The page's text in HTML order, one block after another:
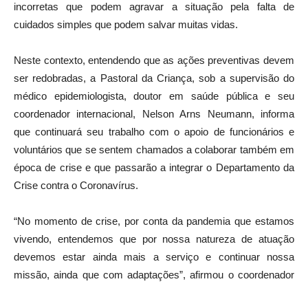
incorretas que podem agravar a situação pela falta de
cuidados simples que podem salvar muitas vidas.
Neste contexto, entendendo que as ações preventivas devem
ser redobradas, a Pastoral da Criança, sob a supervisão do
médico epidemiologista, doutor em saúde pública e seu
coordenador internacional, Nelson Arns Neumann, informa
que continuará seu trabalho com o apoio de funcionários e
voluntários que se sentem chamados a colaborar também em
época de crise e que passarão a integrar o Departamento da
Crise contra o Coronavírus.
“No momento de crise, por conta da pandemia que estamos
vivendo, entendemos que por nossa natureza de atuação
devemos estar ainda mais a serviço e continuar nossa
missão, ainda que com adaptações”, afirmou o coordenador